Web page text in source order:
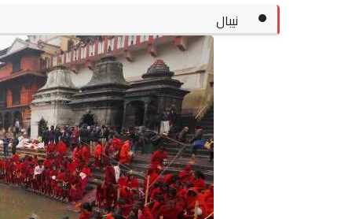
نيبال